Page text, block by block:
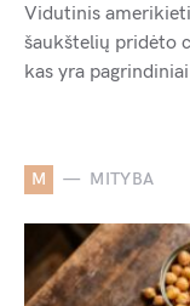
Vidutinis
šaukštelių pridėto
kas yra
M MITYBA